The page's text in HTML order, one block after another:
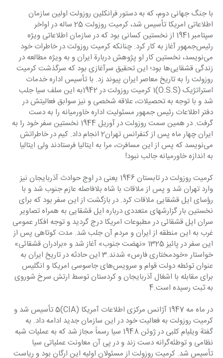
با جنگ جهانی دوم، که به دستور فرانکلین روزولت اولین سازمان
اطلاعاتی امریکا تأسیس شد، کرمیت روزولت 25 ساله در اواخر
سپتامبر 1941 از نخستین کسانی بود که در سازمان اطلاعاتی ویژه
رئیس‌جمهور آغاز به کار کرد. چنانکه کرمیت روزولت در خاطرات خود
می‌نویسد، نخستین کار او پژوهش دربارة ایران و به ویژه مطالعه در
زندگی قشقایی‌ها بود؛ این تحقیق سرآغازی بود که سرگذشت کرمیت
روزولت را به تاریخ معاصر ایران پیوند زد. با تأسیس اداره خدمات
استراتژیک (O.S.S)1 کرمیت روزولت در 1942به این سلف سیا جلب
شد و با توجه به تحصیلات، علاقه شخصی و نیز سوابق فعالیتش در
دفتر اطلاعات رئیس جمهور مسئولیت اداره خاورمیانه را به دست
گرفت. در همین سمت روزولت در آوریل 1944 نخستین سفر خود را به
ایران چهار ماه پس از کنفرانس تهران2 انجام داد. کیم در خاطراتش
می‌نویسد که پس از این مسافرت، مرا به ایتالیا فرستادند ولی ایتالیا
به اندازه خاورمیانه جالب نبود!
کرمیت روزولت در تابستان 1946 یعنی در اوج حوادث آذربایجان نیز
وارد تهران شد و پس از ملاقات با شاه بلافاصله عازم جنوب شد و با
رؤسای ایل قشقایی ملاقات کرد. در بازگشت از این سفر بود که برای
نخستین بار گزارشهای متعددی درباره ایل قشقایی به همراه تصاویر
سران ایل قشقائی در مطبوعات امریکا درج گردید و توجه افکار عمومی
غرب به این منطقه از ایران و مردم آن جلب شد. مدت کوتاهی پس از
این سفر در پائیز 1325 «نهضت جنوب» آغاز شد و «برادران قشقائی»
خواستار «خودمختاری فارس» شدند.3 این حادثه در تاریخ ایران به
عنوان توئطه دولت قوام و سرویس‌های جاسوسی امریکا و انگلیس
برای مقابله با اشغال آذربایجان و کردستان توسط ارتش سرخ شوروی
به ثبت رسیده است.4
در ماه مه 1947 آژانس مرکزی اطلاعات آمریکا (CIA)5 تأسیس شد و
کرمیت روزولت به فعالیت خود در این سازمان جدید ادامه داد. به
گفتة ویلیام کلبی در ژوئن 1948 سیا رسماً مجاز شد که به عملیات شبه
نظامی و توطئه‌گرانه دست زند و در پی‌ آن معاونت عملیاتی سیا
تأسیس شد. کرمیت روزولت از مسئولان اولیه این ارگان بود و ریاست